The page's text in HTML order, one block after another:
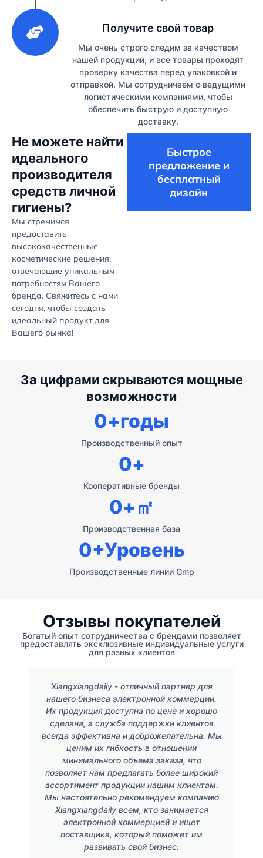
Получите свой товар
Мы очень строго следим за качеством
нашей продукции, и все товары проходят
проверку качества перед упаковкой и
отправкой. Мы сотрудничаем с ведущими
логистическими компаниями, чтобы
обеспечить быструю и доступную
доставку.
Не можете найти
идеального
производителя
средств личной
гигиены?
Мы стремимся
предоставить
высококачественные
косметические решения,
отвечающие уникальным
потребностям Вашего
бренда. Свяжитесь с нами
сегодня, чтобы создать
идеальный продукт для
Вашего рынка!
Быстрое
предложение и
бесплатный
дизайн
За цифрами скрываются мощные
возможности
Производственный опыт
0+годы
Кооперативные бренды
0+
Производственная база
0+㎡
Производственные линии Gmp
0+Уровень
Отзывы покупателей
Богатый опыт сотрудничества с брендами позволяет
предоставлять эксклюзивные индивидуальные услуги
для разных клиентов
Xiangxiangdaily - отличный партнер для
нашего бизнеса электронной коммерции.
Их продукция доступна по цене и хорошо
сделана, а служба поддержки клиентов
всегда эффективна и доброжелательна. Мы
ценим их гибкость в отношении
минимального объема заказа, что
позволяет нам предлагать более широкий
ассортимент продукции нашим клиентам.
Мы настоятельно рекомендуем компанию
Xiangxiangdaily всем, кто занимается
электронной коммерцией и ищет
поставщика, который поможет им
развивать свой бизнес.